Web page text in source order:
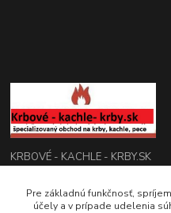
KRBOVÉ - KACHLE - KRBY.SK
0949 476 255
Pre základnú funkčnosť,
účely a v prípade udelenia